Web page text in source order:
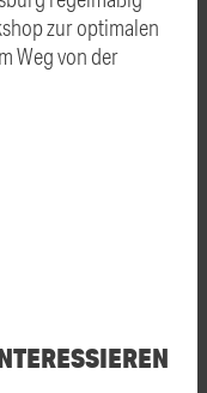
zur optimalen
Weg von der